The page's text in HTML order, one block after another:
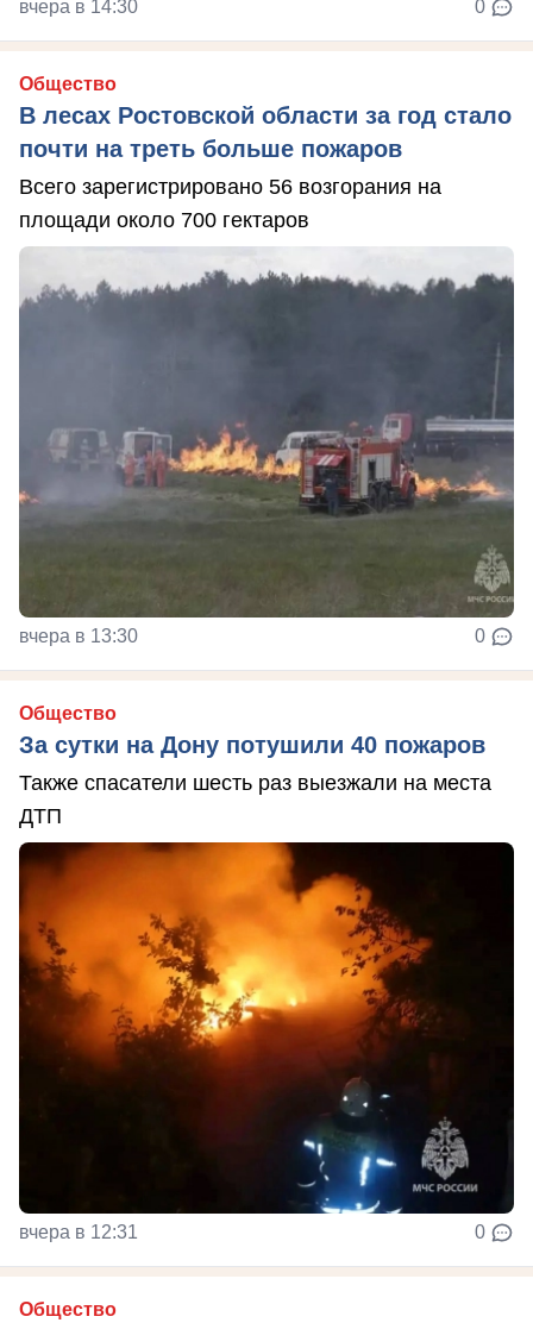
вчера в 14:30 0
Общество
В лесах Ростовской области за год стало
почти на треть больше пожаров
Всего зарегистрировано 56 возгорания на
площади около 700 гектаров
вчера в 13:30 0
Общество
За сутки на Дону потушили 40 пожаров
Также спасатели шесть раз выезжали на места
ДТП
вчера в 12:31 0
Общество